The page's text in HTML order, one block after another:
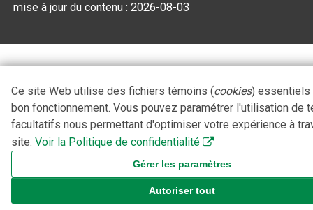
mise à jour du contenu :2026-08-03
Ce site Web utilise des fichiers témoins (cookies) essentiels
bon fonctionnement. Vous pouvez paramétrer l'utilisation de
facultatifs nous permettant d'optimiser votre expérience à
site. Voir la Politique de confidentialité
Gérer les paramètres
Autoriser tout